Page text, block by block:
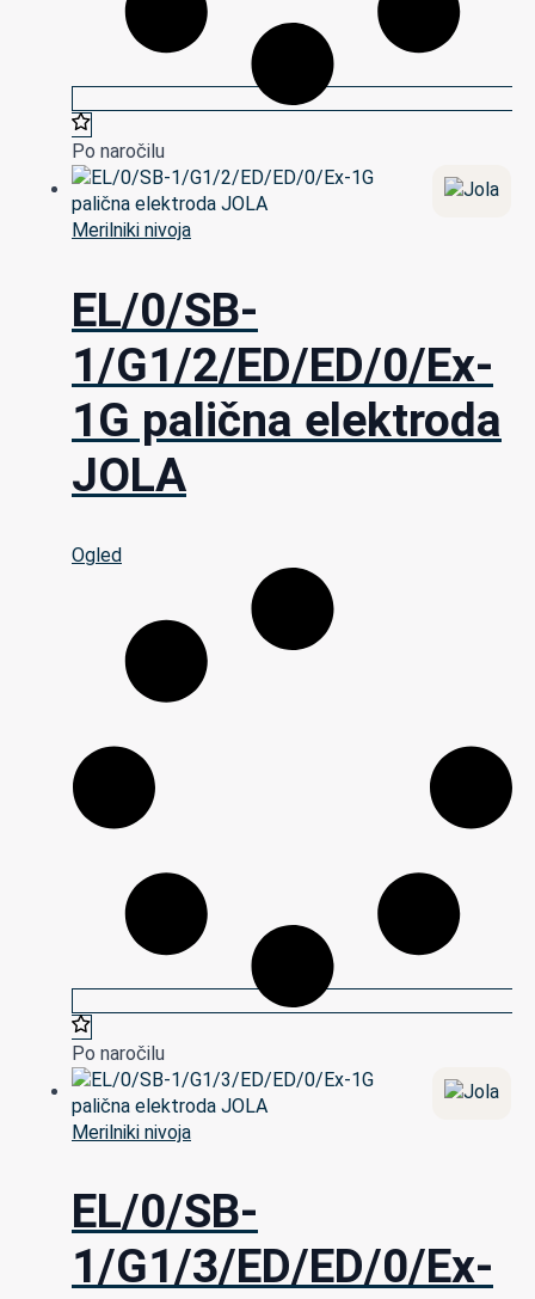
Po naročilu
Merilniki nivoja
EL/0/SB-
1/G1/2/ED/ED/0/Ex-
1G palična elektroda
JOLA
Ogled
Po naročilu
Merilniki nivoja
EL/0/SB-
1/G1/3/ED/ED/0/Ex-